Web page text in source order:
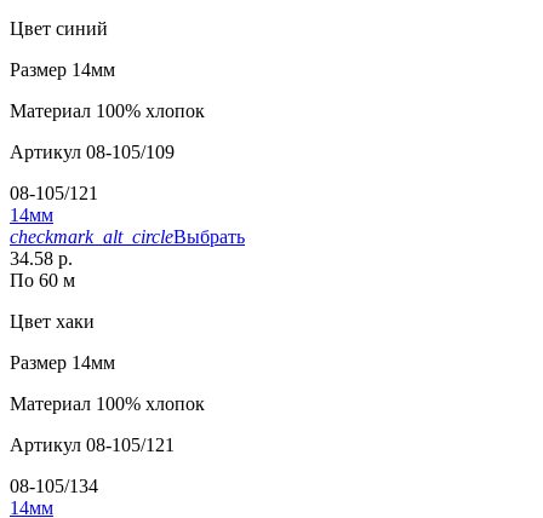
Цвет синий
Размер 14мм
Материал 100% хлопок
Артикул 08-105/109
08-105/121
14мм
checkmark_alt_circleВыбрать
34.58 р.
По 60 м
Цвет хаки
Размер 14мм
Материал 100% хлопок
Артикул 08-105/121
08-105/134
14мм